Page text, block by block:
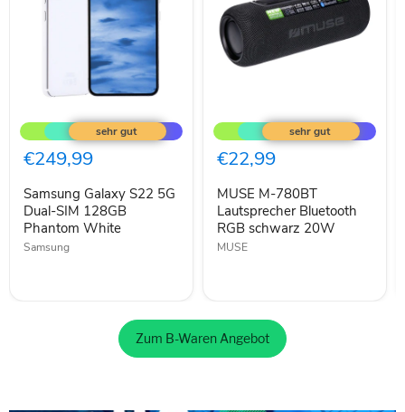
Galaxy
S22
5G
Dual-
128GB
Phantom
White
€249,99
Samsung Galaxy S22 5G
Dual-SIM 128GB
Phantom White
Samsung
M-
780BT
Lautsprecher
Bluetooth
schwarz
20W
€22,99
MUSE M-780BT
Lautsprecher Bluetooth
RGB schwarz 20W
MUSE
Zum B-Waren Angebot